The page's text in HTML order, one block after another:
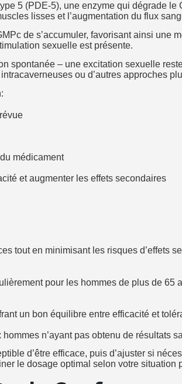
5 (PDE-5), une enzyme qui dégrade le
lisses et l’augmentation du flux
de s’accumuler, favorisant ainsi une
sexuelle est présente.
spontanée – une excitation sexuelle
ou d’autres approches
médicament
et augmenter les effets secondaires
tout en minimisant les risques d’effets
pour les hommes de plus de 65
un bon équilibre entre efficacité et
n’ayant pas obtenu de résultats
d’être efficace, puis d’ajuster si
le dosage optimal selon votre situation